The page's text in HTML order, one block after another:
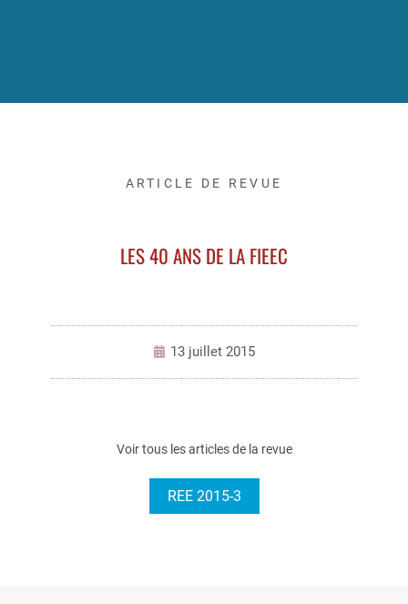
ARTICLE DE REVUE
LES 40 ANS DE LA FIEEC
13 juillet 2015
Voir tous les articles de la revue
REE 2015-3